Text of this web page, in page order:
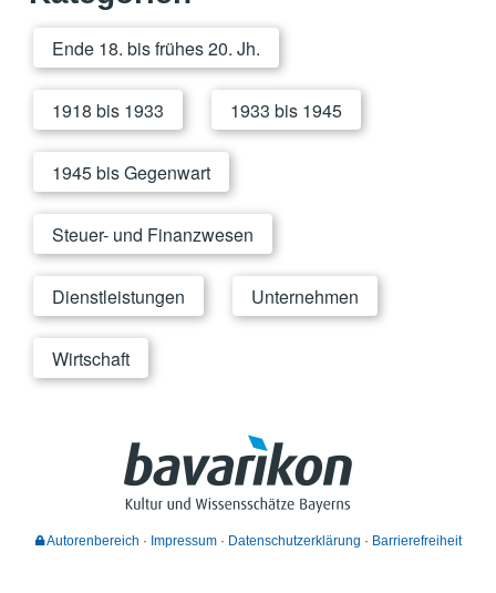
Ende 18. bis frühes 20. Jh.
1918 bis 1933 1933 bis 1945
1945 bis Gegenwart
Steuer- und Finanzwesen
Dienstleistungen Unternehmen
Wirtschaft
Autorenbereich Impressum Datenschutzerklärung Barrierefreiheit